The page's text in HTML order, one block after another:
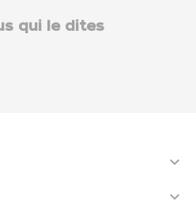
qui le dites

